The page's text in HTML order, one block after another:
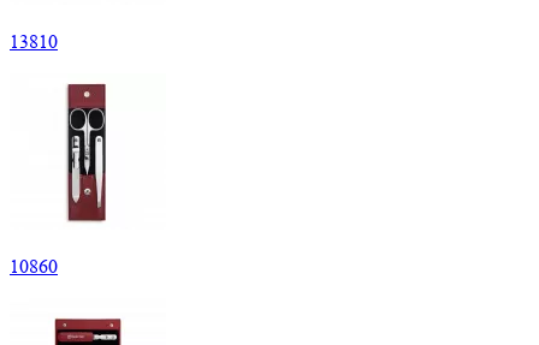
13810
10860